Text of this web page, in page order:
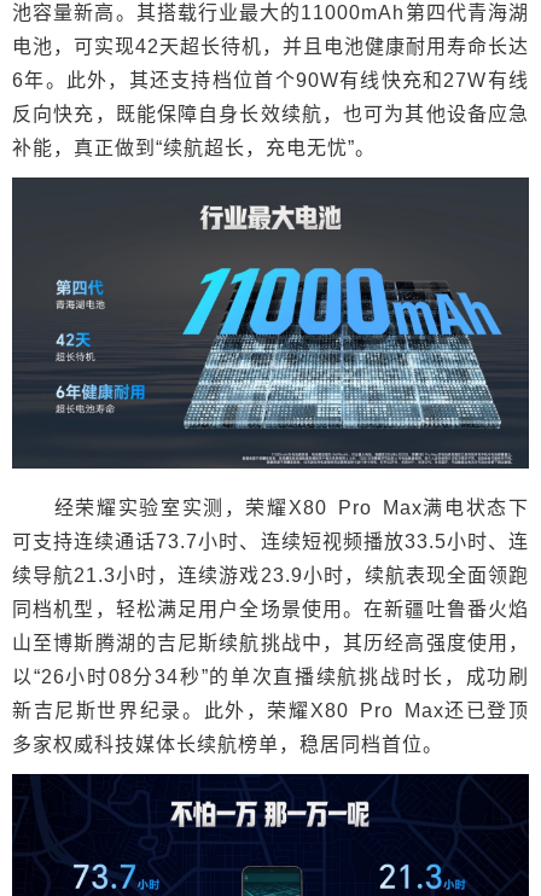
池容量新高。其搭载行业最大的11000mAh第四代青海湖
电池，可实现42天超长待机，并且电池健康耐用寿命长达
6年。此外，其还支持档位首个90W有线快充和27W有线
反向快充，既能保障自身长效续航，也可为其他设备应急
补能，真正做到“续航超长，充电无忧”。
经荣耀实验室实测，荣耀X80 Pro Max满电状态下
可支持连续通话73.7小时、连续短视频播放33.5小时、连
续导航21.3小时，连续游戏23.9小时，续航表现全面领跑
同档机型，轻松满足用户全场景使用。在新疆吐鲁番火焰
山至博斯腾湖的吉尼斯续航挑战中，其历经高强度使用，
以“26小时08分34秒”的单次直播续航挑战时长，成功刷
新吉尼斯世界纪录。此外，荣耀X80 Pro Max还已登顶
多家权威科技媒体长续航榜单，稳居同档首位。